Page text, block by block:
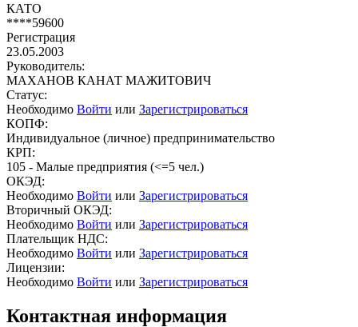
КАТО
****59600
Регистрация
23.05.2003
Руководитель:
МАХАНОВ КАНАТ МАЖИТОВИЧ
Статус:
Необходимо Войти или Зарегистрироваться
КОПФ:
Индивидуальное (личное) предпринимательство
КРП:
105 - Малые предприятия (<=5 чел.)
ОКЭД:
Необходимо Войти или Зарегистрироваться
Вторичный ОКЭД:
Необходимо Войти или Зарегистрироваться
Плательщик НДС:
Необходимо Войти или Зарегистрироваться
Лицензии:
Необходимо Войти или Зарегистрироваться
Контактная информация